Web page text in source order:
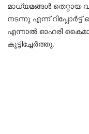
മാധ്യമങ്ങൾ തെറ്റായ
നടന്നു എന്ന്
എന്നാൽ ഓഹരി
കൂട്ടിച്ചേർത്തു.